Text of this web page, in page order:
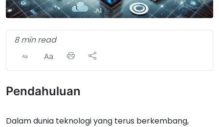
8 min read
Pendahuluan
Dalam dunia teknologi yang terus berkembang,